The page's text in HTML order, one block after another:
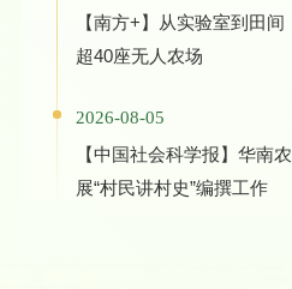
【南方+】从实验室到田
超40座无人农场
2026-08-05
【中国社会科学报】华南
展“村民讲村史”编撰工作